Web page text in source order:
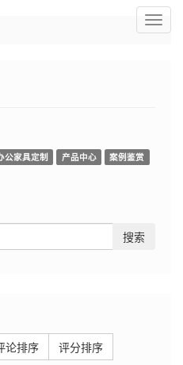
切
换
公家具定制 产品中心
案例鉴赏
搜索
论排序
评分排序